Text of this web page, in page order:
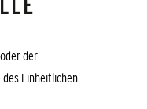
der
Einheitlichen